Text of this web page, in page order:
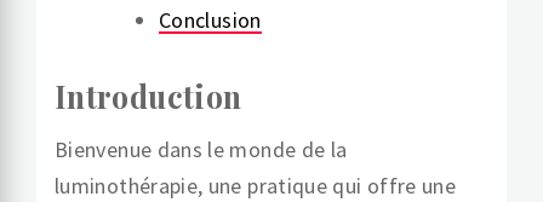
Conclusion
Introduction
Bienvenue dans le monde de la
luminothérapie, une pratique qui offre une